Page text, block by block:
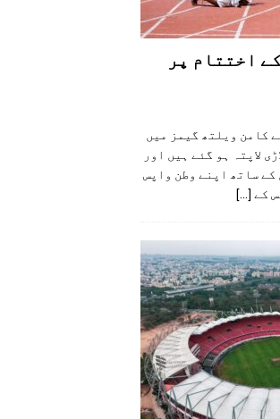
اختتام پر
کامن ویلتھ گیمز میں
لاپتہ ہو گئے ہیں اور
کے ساتھ اپنے وطن واپس
کے [...]